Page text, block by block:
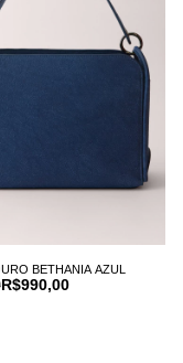
BETHANIA AZUL
R$990,00